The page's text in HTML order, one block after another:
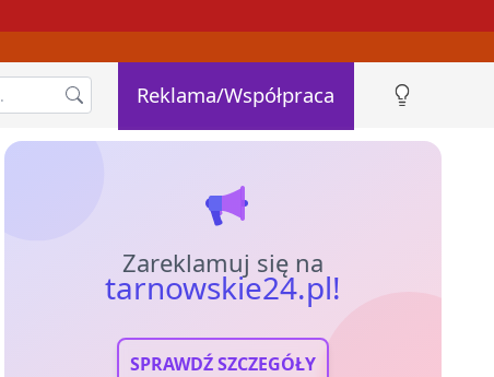
Reklama/Współpraca
Zareklamuj się na
tarnowskie24.pl!
SPRAWDŹ SZCZEGÓŁY